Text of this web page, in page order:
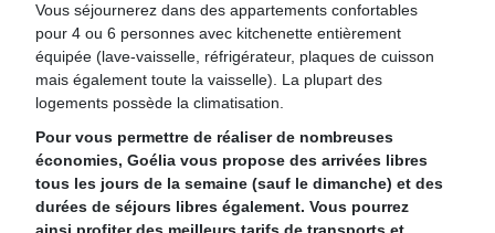
Vous séjournerez dans des appartements confortables
pour 4 ou 6 personnes avec kitchenette entièrement
équipée (lave-vaisselle, réfrigérateur, plaques de cuisson
mais également toute la vaisselle). La plupart des
logements possède la climatisation.
Pour vous permettre de réaliser de nombreuses
économies, Goélia vous propose des arrivées libres
tous les jours de la semaine (sauf le dimanche) et des
durées de séjours libres également. Vous pourrez